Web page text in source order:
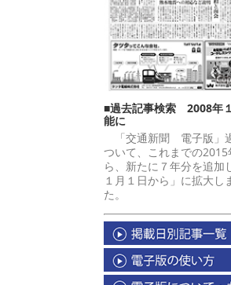
■過去記事検索 2008年
能に
「交通新聞 電子版」
ついて、これまでの
ら、新たに７年分を追加
１月１日から」に拡大し
た。 交通